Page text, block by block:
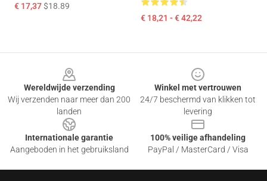
€ 17,37$18.89
€ 18,21 - € 42,22
Wereldwijde verzending
Wij verzenden naar meer dan 200
landen
Winkel met vertrouwen
24/7 beschermd van klikken tot
levering
Internationale garantie
Aangeboden in het gebruiksland
100% veilige afhandeling
PayPal / MasterCard / Visa